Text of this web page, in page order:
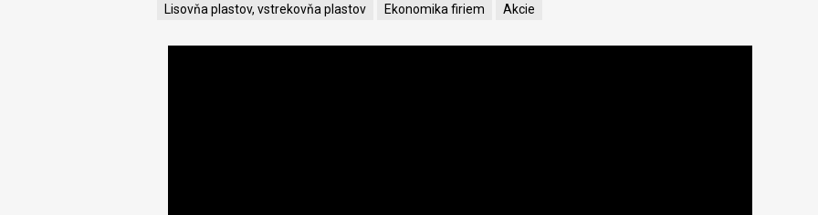
Lisovňa plastov, vstrekovňa plastov
Ekonomika firiem Akcie